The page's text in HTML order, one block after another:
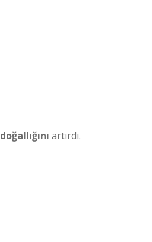
doğallığını artırdı.